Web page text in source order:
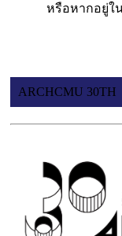
หรือหากอยู่ใ
ARCHCMU 30TH